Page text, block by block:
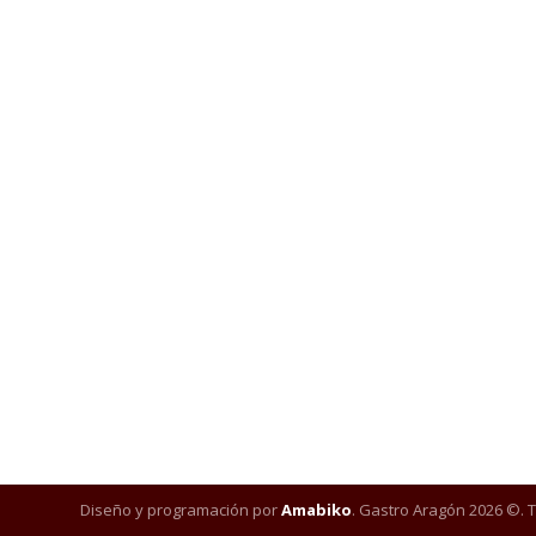
Diseño y programación porAmabiko. Gastro Aragón 2026 ©.